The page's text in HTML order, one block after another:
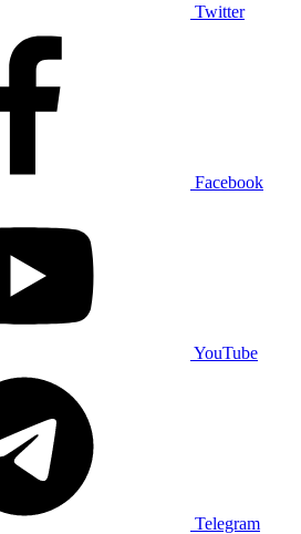
Twitter
Facebook
YouTube
Telegram